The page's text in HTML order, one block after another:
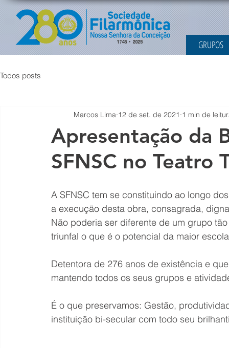
GRUPOS
Todos posts
Apresentação da
SFNSC no Teatro
Marcos Lima 12 de set. de 2021 1 min de
A SFNSC tem se constituindo ao longo
a execução desta obra, consagrada,
Não poderia ser diferente de um grupo
triunfal o que é o potencial da maior
Detentora de 276 anos de existência e
mantendo todos os seus grupos e
É o que preservamos: Gestão,
instituição bi-secular com todo seu